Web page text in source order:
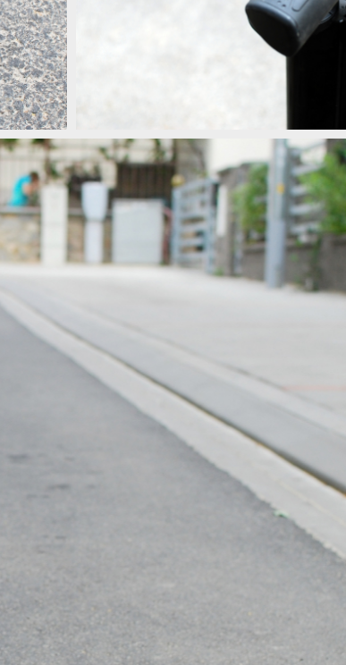
Test: Kellys Airtank Tubeless - pumpa pro
Test: Kellys Airtank Tubeless - pumpa pro